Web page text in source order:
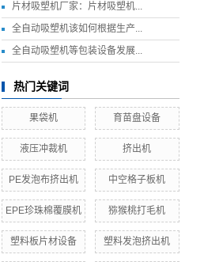
片材吸塑机厂家：片材吸塑机...
全自动吸塑机该如何根据生产...
全自动吸塑机等包装设备发展...
热门关键词
果袋机 育苗盘设备
液压冲裁机 挤出机
PE发泡布挤出机 中空格子板机
EPE珍珠棉覆膜机 猕猴桃打毛机
塑料板片材设备 塑料发泡挤出机